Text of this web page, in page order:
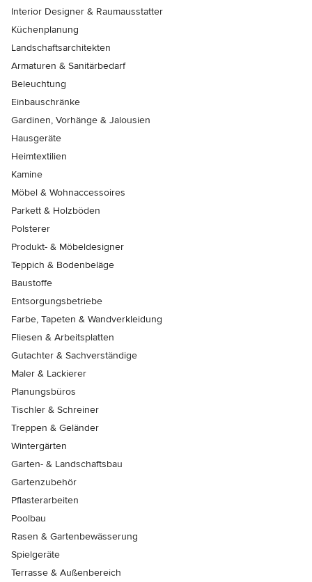
Interior Designer & Raumausstatter
Küchenplanung
Landschaftsarchitekten
Armaturen & Sanitärbedarf
Beleuchtung
Einbauschränke
Gardinen, Vorhänge & Jalousien
Hausgeräte
Heimtextilien
Kamine
Möbel & Wohnaccessoires
Parkett & Holzböden
Polsterer
Produkt- & Möbeldesigner
Teppich & Bodenbeläge
Baustoffe
Entsorgungsbetriebe
Farbe, Tapeten & Wandverkleidung
Fliesen & Arbeitsplatten
Gutachter & Sachverständige
Maler & Lackierer
Planungsbüros
Tischler & Schreiner
Treppen & Geländer
Wintergärten
Garten- & Landschaftsbau
Gartenzubehör
Pflasterarbeiten
Poolbau
Rasen & Gartenbewässerung
Spielgeräte
Terrasse & Außenbereich